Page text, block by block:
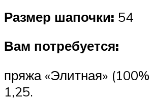
Размер шапочки: 54
Вам потребуется:
пряжа «Элитная»
1,25.